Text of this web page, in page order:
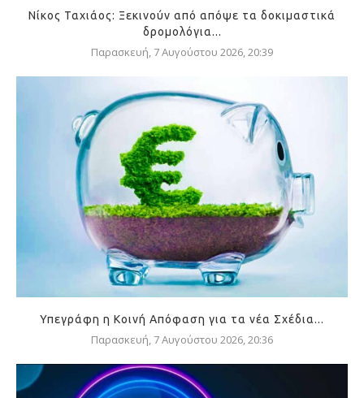
Νίκος Ταχιάος: Ξεκινούν από απόψε τα δοκιμαστικά
δρομολόγια...
Παρασκευή, 7 Αυγούστου 2026, 20:39
Υπεγράφη η Κοινή Απόφαση για τα νέα Σχέδια...
Παρασκευή, 7 Αυγούστου 2026, 20:36